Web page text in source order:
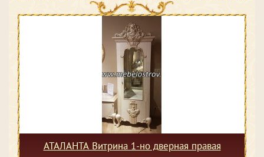
АТАЛАНТА Витрина 1-но дверная правая